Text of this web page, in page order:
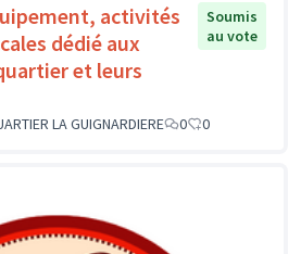
activités
dédié aux
et leurs
Soumis
au vote
LA GUIGNARDIERE 0 0